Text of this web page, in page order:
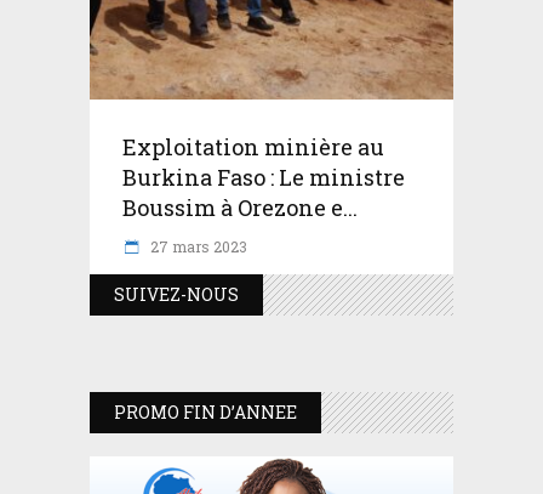
Exploitation minière au
Burkina Faso : Le ministre
Boussim à Orezone e...
27 mars 2023
SUIVEZ-NOUS
PROMO FIN D’ANNEE